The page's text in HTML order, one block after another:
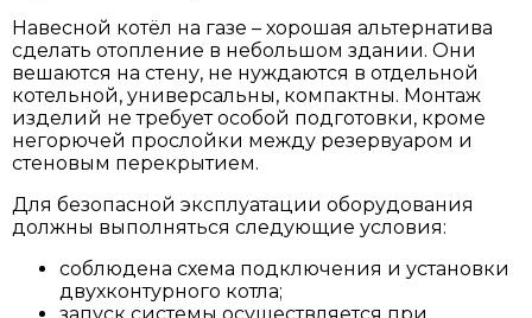
Навесной котёл на газе – хорошая альтернатива
сделать отопление в небольшом здании. Они
вешаются на стену, не нуждаются в отдельной
котельной, универсальны, компактны. Монтаж
изделий не требует особой подготовки, кроме
негорючей прослойки между резервуаром и
стеновым перекрытием.
Для безопасной эксплуатации оборудования
должны выполняться следующие условия:
соблюдена схема подключения и установки
двухконтурного котла;